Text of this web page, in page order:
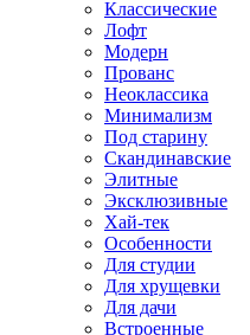
Классические
Лофт
Модерн
Прованс
Неоклассика
Минимализм
Под старину
Скандинавские
Элитные
Эксклюзивные
Хай-тек
Особенности
Для студии
Для хрущевки
Для дачи
Встроенные